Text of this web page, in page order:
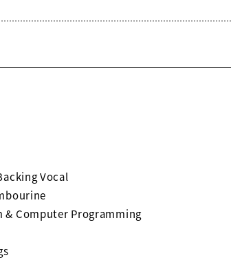
Vocal
& Computer Programming